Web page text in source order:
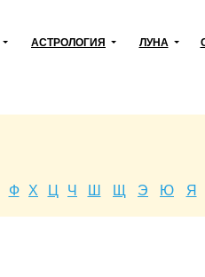
АСТРОЛОГИЯ ЛУНА
Ф Х Ц Ч Ш Щ Э Ю Я